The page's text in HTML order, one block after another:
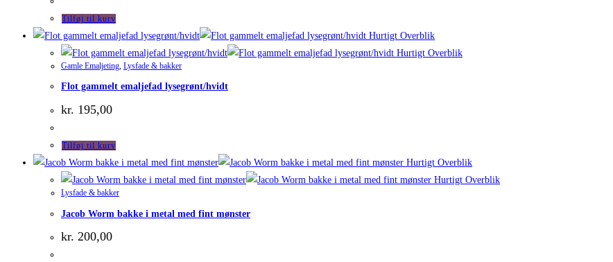
Tilføj til kurv
Hurtigt Overblik
Hurtigt Overblik
Gamle Emaljeting Lysfade & bakker
Flot gammelt emaljefad lysegrønt/hvidt
kr. 195,00
Tilføj til kurv
Hurtigt Overblik
Hurtigt Overblik
Lysfade & bakker
Jacob Worm bakke i metal med fint mønster
kr. 200,00